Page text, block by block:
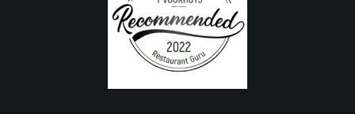
🎟️ En ook als je buiten de prijzen valt, maak je via een verloting